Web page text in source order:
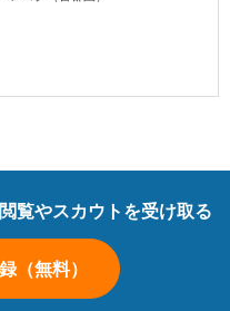
覧やスカウトを受け取る
（無料）